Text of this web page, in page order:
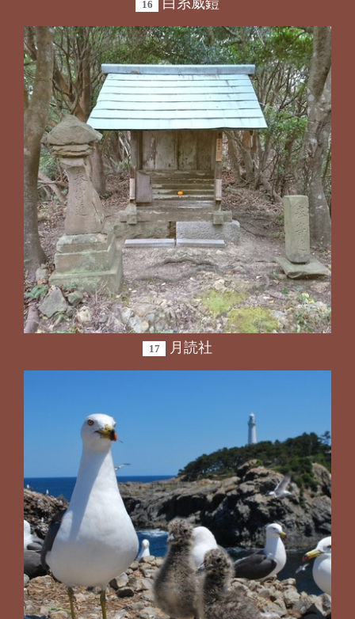
16 白糸威鎧
17 月読社